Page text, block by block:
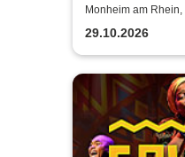
Tournee
Monheim am
29.10.2026